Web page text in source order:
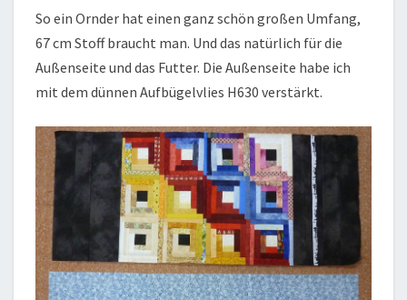
So ein Ornder hat einen ganz schön großen Umfang,
67 cm Stoff braucht man. Und das natürlich für die
Außenseite und das Futter. Die Außenseite habe ich
mit dem dünnen Aufbügelvlies H630 verstärkt.